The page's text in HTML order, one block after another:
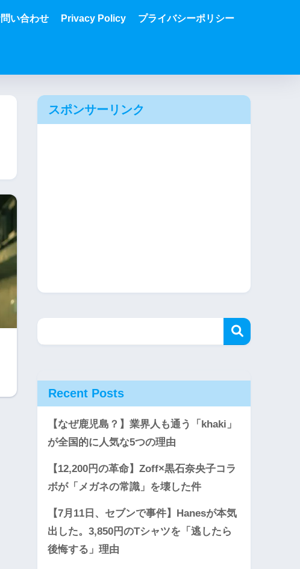
い合わせ Privacy Policy プライバシーポリシー
スポンサーリンク
Recent Posts
【なぜ鹿児島？】業界人も通う「khaki」
が全国的に人気な5つの理由
【12,200円の革命】Zoff×黒石奈央子コラ
ボが「メガネの常識」を壊した件
【7月11日、セブンで事件】Hanesが本気
出した。3,850円のTシャツを「逃したら
後悔する」理由